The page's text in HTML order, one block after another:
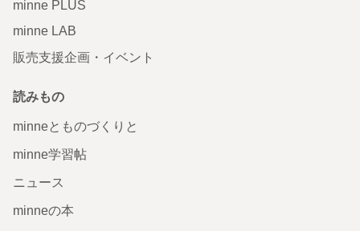
minne PLUS
minne LAB
販売支援企画・イベント
読みもの
minneとものづくりと
minne学習帖
ニュース
minneの本